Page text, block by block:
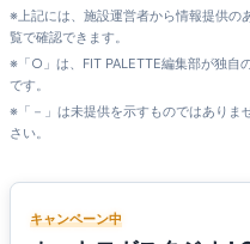
※上記には、施設運営者から情報提供の
覧で確認できます。
※「○」は、FIT PALETTE編集部が独自
です。
※「－」は未提供を示すものではありま
さい。
キャンペーン中